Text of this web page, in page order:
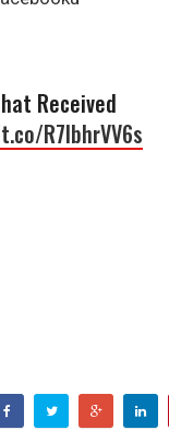
Received
R7lbhrVV6s